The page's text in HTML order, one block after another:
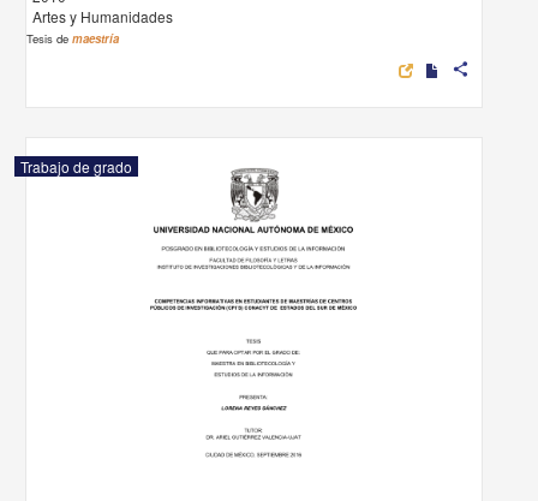
Artes y Humanidades
Tesis demaestría
share
Trabajo de grado